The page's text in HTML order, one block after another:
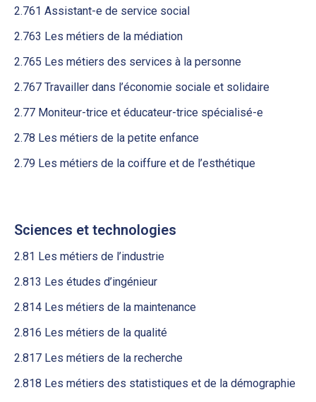
2.761 Assistant-e de service social
2.763 Les métiers de la médiation
2.765 Les métiers des services à la personne
2.767 Travailler dans l’économie sociale et solidaire
2.77 Moniteur-trice et éducateur-trice spécialisé-e
2.78 Les métiers de la petite enfance
2.79 Les métiers de la coiffure et de l’esthétique
Sciences et technologies
2.81 Les métiers de l’industrie
2.813 Les études d’ingénieur
2.814 Les métiers de la maintenance
2.816 Les métiers de la qualité
2.817 Les métiers de la recherche
2.818 Les métiers des statistiques et de la démographie